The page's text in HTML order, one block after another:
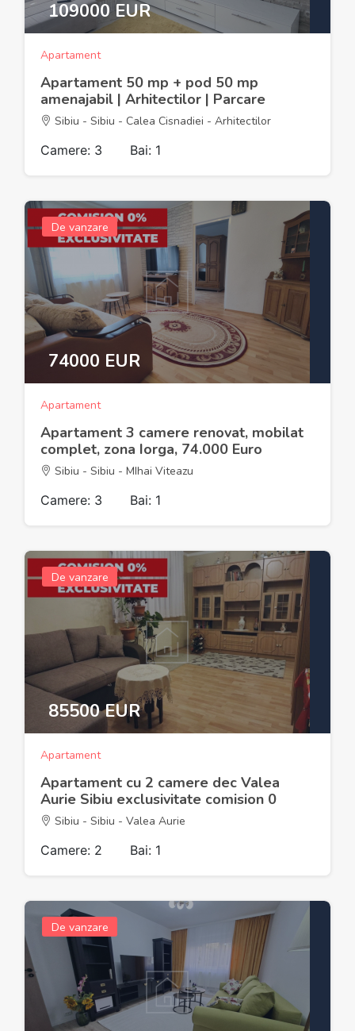
109000 EUR
Apartament
Apartament 50 mp + pod 50 mp
amenajabil | Arhitectilor | Parcare
Sibiu - Sibiu - Calea Cisnadiei - Arhitectilor
Camere: 3 Bai: 1
De vanzare
74000 EUR
Apartament
Apartament 3 camere renovat, mobilat
complet, zona Iorga, 74.000 Euro
Sibiu - Sibiu - MIhai Viteazu
Camere: 3 Bai: 1
De vanzare
85500 EUR
Apartament
Apartament cu 2 camere dec Valea
Aurie Sibiu exclusivitate comision 0
Sibiu - Sibiu - Valea Aurie
Camere: 2 Bai: 1
De vanzare